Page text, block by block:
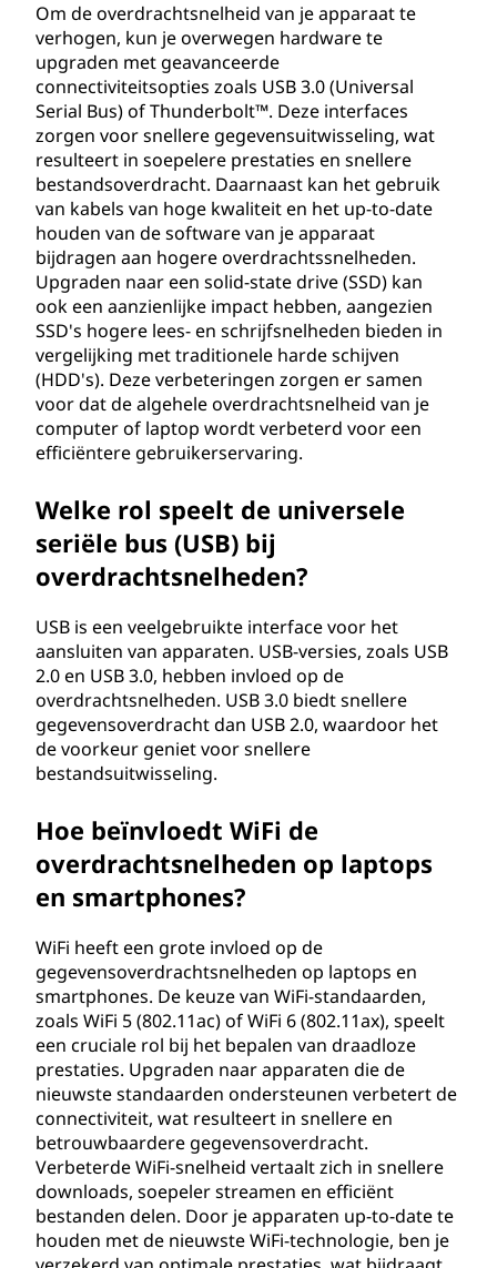
Om de overdrachtsnelheid van je apparaat te
verhogen, kun je overwegen hardware te
upgraden met geavanceerde
connectiviteitsopties zoals USB 3.0 (Universal
Serial Bus) of Thunderbolt™. Deze interfaces
zorgen voor snellere gegevensuitwisseling, wat
resulteert in soepelere prestaties en snellere
bestandsoverdracht. Daarnaast kan het gebruik
van kabels van hoge kwaliteit en het up-to-date
houden van de software van je apparaat
bijdragen aan hogere overdrachtssnelheden.
Upgraden naar een solid-state drive (SSD) kan
ook een aanzienlijke impact hebben, aangezien
SSD's hogere lees- en schrijfsnelheden bieden in
vergelijking met traditionele harde schijven
(HDD's). Deze verbeteringen zorgen er samen
voor dat de algehele overdrachtsnelheid van je
computer of laptop wordt verbeterd voor een
efficiëntere gebruikerservaring.
Welke rol speelt de universele
seriële bus (USB) bij
overdrachtsnelheden?
USB is een veelgebruikte interface voor het
aansluiten van apparaten. USB-versies, zoals USB
2.0 en USB 3.0, hebben invloed op de
overdrachtsnelheden. USB 3.0 biedt snellere
gegevensoverdracht dan USB 2.0, waardoor het
de voorkeur geniet voor snellere
bestandsuitwisseling.
Hoe beïnvloedt WiFi de
overdrachtsnelheden op laptops
en smartphones?
WiFi heeft een grote invloed op de
gegevensoverdrachtsnelheden op laptops en
smartphones. De keuze van WiFi-standaarden,
zoals WiFi 5 (802.11ac) of WiFi 6 (802.11ax), speelt
een cruciale rol bij het bepalen van draadloze
prestaties. Upgraden naar apparaten die de
nieuwste standaarden ondersteunen verbetert de
connectiviteit, wat resulteert in snellere en
betrouwbaardere gegevensoverdracht.
Verbeterde WiFi-snelheid vertaalt zich in snellere
downloads, soepeler streamen en efficiënt
bestanden delen. Door je apparaten up-to-date te
houden met de nieuwste WiFi-technologie, ben je